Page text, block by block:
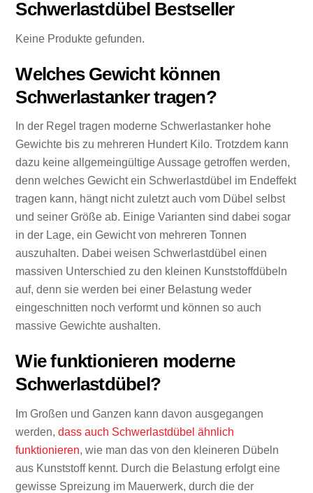
Schwerlastdübel Bestseller
Keine Produkte gefunden.
Welches Gewicht können
Schwerlastanker tragen?
In der Regel tragen moderne Schwerlastanker hohe
Gewichte bis zu mehreren Hundert Kilo. Trotzdem kann
dazu keine allgemeingültige Aussage getroffen werden,
denn welches Gewicht ein Schwerlastdübel im Endeffekt
tragen kann, hängt nicht zuletzt auch vom Dübel selbst
und seiner Größe ab. Einige Varianten sind dabei sogar
in der Lage, ein Gewicht von mehreren Tonnen
auszuhalten. Dabei weisen Schwerlastdübel einen
massiven Unterschied zu den kleinen Kunststoffdübeln
auf, denn sie werden bei einer Belastung weder
eingeschnitten noch verformt und können so auch
massive Gewichte aushalten.
Wie funktionieren moderne
Schwerlastdübel?
Im Großen und Ganzen kann davon ausgegangen
werden, dass auch Schwerlastdübel ähnlich
funktionieren, wie man das von den kleineren Dübeln
aus Kunststoff kennt. Durch die Belastung erfolgt eine
gewisse Spreizung im Mauerwerk, durch die der